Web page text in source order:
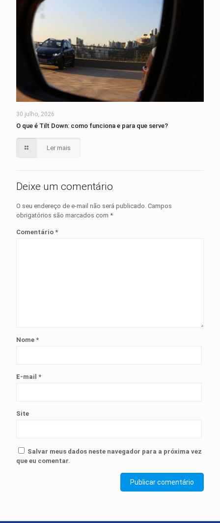
30 julho, 2026
O que é Tilt Down: como funciona e para que serve?
Ler mais
Deixe um comentário
O seu endereço de e-mail não será publicado. Campos
obrigatórios são marcados com *
Comentário *
Nome *
E-mail *
Site
Salvar meus dados neste navegador para a próxima vez
que eu comentar.